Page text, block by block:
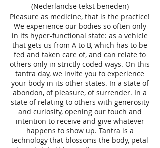
(Nederlandse tekst beneden)
Pleasure as medicine, that is the practice!
We experience our bodies so often only
in its hyper-functional state: as a vehicle
that gets us from A to B, which has to be
fed and taken care of, and can relate to
others only in strictly coded ways. On this
tantra day, we invite you to experience
your body in its other states. In a state of
abondon, of pleasure, of surrender. In a
state of relating to others with generosity
and curiosity, opening our touch and
intention to receive and give whatever
happens to show up. Tantra is a
technology that blossoms the body, petal